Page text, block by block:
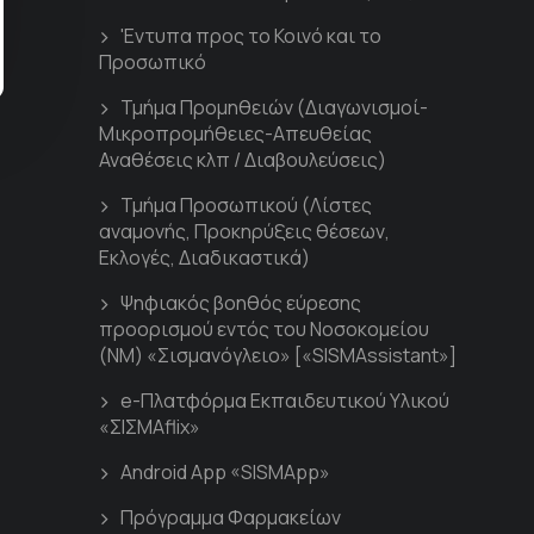
'Εντυπα προς το Κοινό και το
Προσωπικό
Τμήμα Προμηθειών (Διαγωνισμοί-
Μικροπρομήθειες-Απευθείας
Αναθέσεις κλπ / Διαβουλεύσεις)
Τμήμα Προσωπικού (Λίστες
αναμονής, Προκηρύξεις θέσεων,
Εκλογές, Διαδικαστικά)
Ψηφιακός βοηθός εύρεσης
προορισμού εντός του Νοσοκομείου
(ΝΜ) «Σισμανόγλειο» [«SISMAssistant»]
e-Πλατφόρμα Εκπαιδευτικού Υλικού
«ΣΙΣΜΑflix»
Android App «SISMApp»
Πρόγραμμα Φαρμακείων